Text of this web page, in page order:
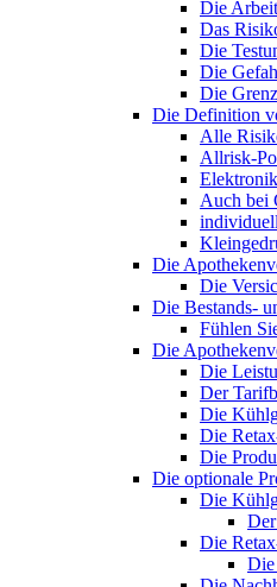
Die
Das
Die
Die
Die
Die Definition
Alle
Allrisk-
Auch bei
Die
Die
Die Bestands-
Fühlen
Die
Die
Der
Die
Die
Die
Die optionale
Die
Die
Die